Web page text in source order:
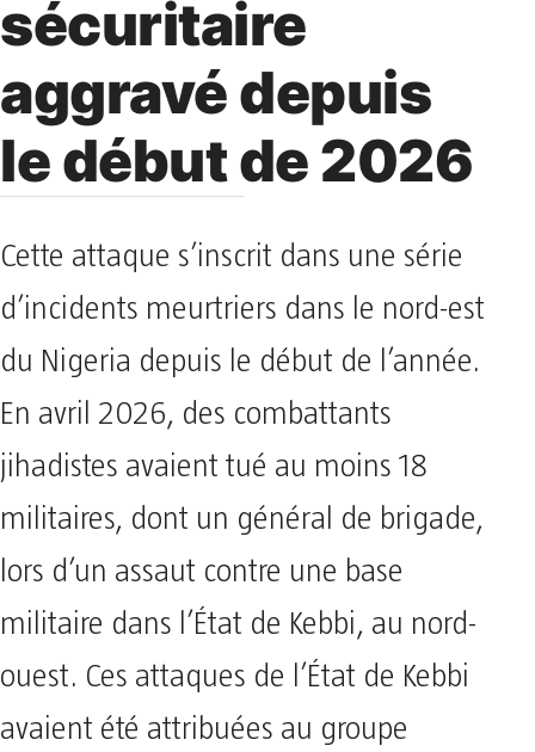
sécuritaire
aggravé depuis
le début de 2026
Cette attaque s’inscrit dans une série
d’incidents meurtriers dans le nord-est
du Nigeria depuis le début de l’année.
En avril 2026, des combattants
jihadistes avaient tué au moins 18
militaires, dont un général de brigade,
lors d’un assaut contre une base
militaire dans l’État de Kebbi, au nord-
ouest. Ces attaques de l’État de Kebbi
avaient été attribuées au groupe